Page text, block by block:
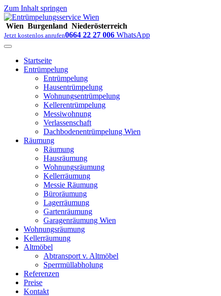
Zum Inhalt springen
Wien Burgenland Niederösterreich
Jetzt kostenlos anrufen0664 22 27 006 WhatsApp
Startseite
Entrümpelung
Entrümpelung
Hausentrümpelung
Wohnungsentrümpelung
Kellerentrümpelung
Messiwohnung
Verlassenschaft
Dachbodenentrümpelung Wien
Räumung
Räumung
Hausräumung
Wohnungsräumung
Kellerräumung
Messie Räumung
Büroräumung
Lagerräumung
Gartenräumung
Garagenräumung Wien
Wohnungsräumung
Kellerräumung
Altmöbel
Abtransport v. Altmöbel
Sperrmüllabholung
Referenzen
Preise
Kontakt